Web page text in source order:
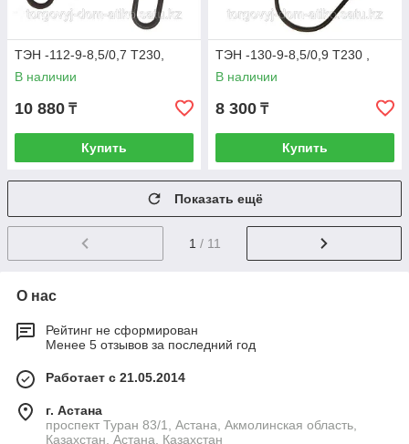
ТЭН -112-9-8,5/0,7 Т230,
В наличии
10 880 ₸
Купить
ТЭН -130-9-8,5/0,9 Т230 ,
В наличии
8 300 ₸
Купить
Показать ещё
1 / 11
О нас
Рейтинг не сформирован
Менее 5 отзывов за последний год
Работает с 21.05.2014
г. Астана
проспект Туран 83/1, Астана, Акмолинская область,
Казахстан, Астана, Казахстан